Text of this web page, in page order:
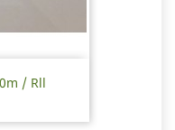
/ Rll